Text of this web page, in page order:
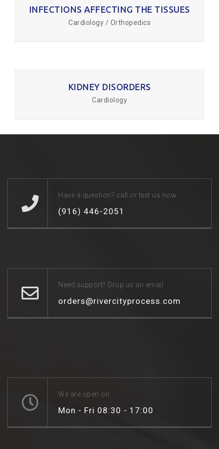
INFECTIONS AFFECTING THE TISSUES
Cardiology / Orthopedics
KIDNEY DISORDERS
Cardiology
Have a question? call or text us now
(916) 446-2051
Need support? Drop us an email
orders@rivercityprocess.com
We are open on
Mon - Fri 08:30 - 17:00